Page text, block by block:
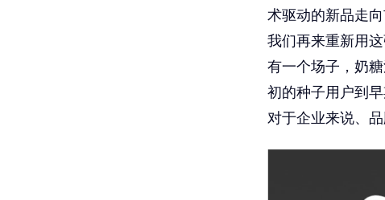
术驱动的新品走
我们再来重新用
有一个场子，奶
初的种子用户到
对于企业来说、